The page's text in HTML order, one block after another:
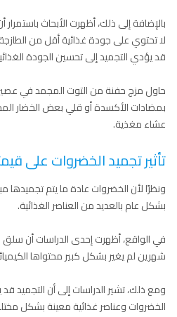
بالإضافة إلى ذلك، أظهرت الأبحاث
لا تحتوي على جودة غذائية أقل من
قد يؤدي التجميد إلى تحسين الجودة
حاول مزج حفنة من التوت المجمد في
بمضادات الأكسدة أو قلي بعض الخضار
عشاء مغذية.
تأثير تجميد الخضروات على
ونظرًا لأن الخضروات عادة ما يتم تجميدها
بشكل عام بالعديد من العناصر الغذائية.
في الواقع، أظهرت إحدى الدراسات أن
شهرين لم يغير بشكل كبير محتواها
ومع ذلك، تشير الدراسات إلى أن التجميد
الخضروات وعناصر غذائية معينة بشكل